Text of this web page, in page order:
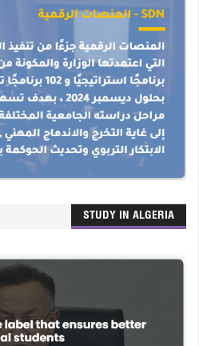
STUDY IN ALGERIA